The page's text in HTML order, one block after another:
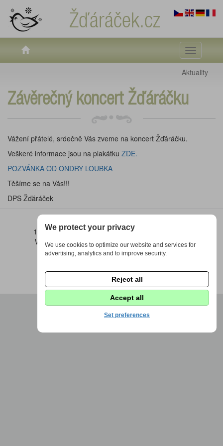
Žďáráček.cz
Toggle
Aktuality
Závěrečný koncert Žďáráčku
Vážení přátelé, srdečně Vás zveme na koncert Žďáráčku.
Veškeré informace jsou na plakátku ZDE.
POZVÁNKA OD ONDRY LOUBKA
Těšíme se na Vás!!!
DPS Žďáráček
1973 - 2026 © DPS Žďáráček |Nastavení cookies
Webdesign byFenomio|Redakce FenomioFlow
We protect your privacy
We use cookies to optimize our website and services for
advertising, analytics and to improve security.
Reject all
Accept all
Set preferences